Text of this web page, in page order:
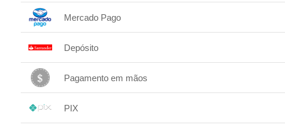
Mercado Pago
2x com juros de R$ 88,06
Depósito
Pagamento em mãos
PIX